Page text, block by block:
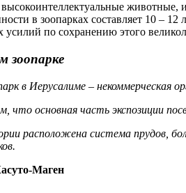
животные,
в зоопарках составляет 10 –
по сохранению этого
зоопарке
в Иерусалиме – некоммерческая
что основная часть экспозиции
расположена система прудов,
Маген